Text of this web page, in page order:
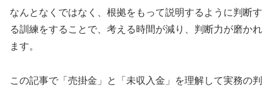
なんとなくではなく、根拠をもって説明するように判断す
る訓練をすることで、考える時間が減り、判断力が磨かれ
ます。
この記事で「売掛金」と「未収入金」を理解して実務の判